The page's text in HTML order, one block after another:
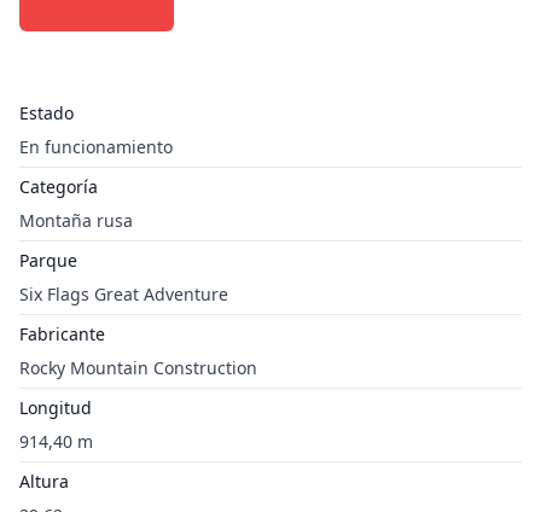
Estado
En funcionamiento
Categoría
Montaña rusa
Parque
Six Flags Great Adventure
Fabricante
Rocky Mountain Construction
Longitud
914,40 m
Altura